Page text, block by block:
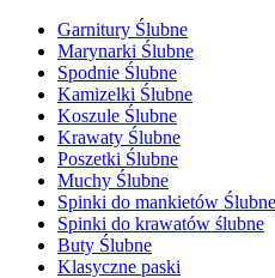
Garnitury Ślubne
Marynarki Ślubne
Spodnie Ślubne
Kamizelki Ślubne
Koszule Ślubne
Krawaty Ślubne
Poszetki Ślubne
Muchy Ślubne
Spinki do mankietów Ślubne
Spinki do krawatów ślubne
Buty Ślubne
Klasyczne paski